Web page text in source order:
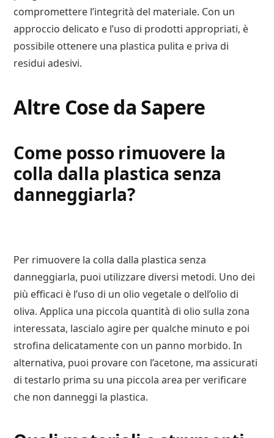
compromettere l’integrità del materiale. Con un
approccio delicato e l’uso di prodotti appropriati, è
possibile ottenere una plastica pulita e priva di
residui adesivi.
Altre Cose da Sapere
Come posso rimuovere la
colla dalla plastica senza
danneggiarla?
Per rimuovere la colla dalla plastica senza
danneggiarla, puoi utilizzare diversi metodi. Uno dei
più efficaci è l’uso di un olio vegetale o dell’olio di
oliva. Applica una piccola quantità di olio sulla zona
interessata, lascialo agire per qualche minuto e poi
strofina delicatamente con un panno morbido. In
alternativa, puoi provare con l’acetone, ma assicurati
di testarlo prima su una piccola area per verificare
che non danneggi la plastica.